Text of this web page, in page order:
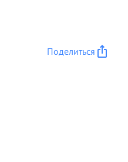
Поделиться